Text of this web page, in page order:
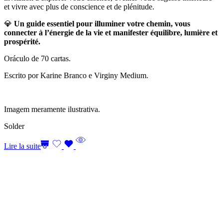
et vivre avec plus de conscience et de plénitude.
💎 Un guide essentiel pour illuminer votre chemin, vous
connecter à l’énergie de la vie et manifester équilibre, lumière et
prospérité.
Oráculo de 70 cartas.
Escrito por Karine Branco e Virginy Medium.
Imagem meramente ilustrativa.
Solder
Lire la suite